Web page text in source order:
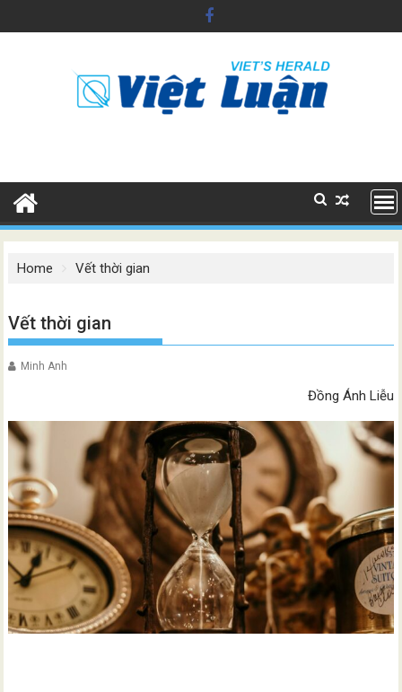
to
Home Vết thời gian
Vết thời gian
Minh Anh
Đồng Ánh Liễu